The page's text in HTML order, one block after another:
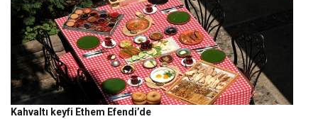
Kahvaltı keyfi Ethem Efendi’de